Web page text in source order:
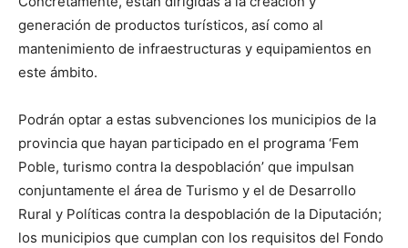
generación de productos turísticos, así como al
mantenimiento de infraestructuras y equipamientos en
este ámbito.
Podrán optar a estas subvenciones los municipios de la
provincia que hayan participado en el programa ‘Fem
Poble, turismo contra la despoblación’ que impulsan
conjuntamente el área de Turismo y el de Desarrollo
Rural y Políticas contra la despoblación de la Diputación;
los municipios que cumplan con los requisitos del Fondo